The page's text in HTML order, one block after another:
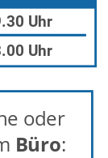
Uhr
Uhr
oder
Büro: